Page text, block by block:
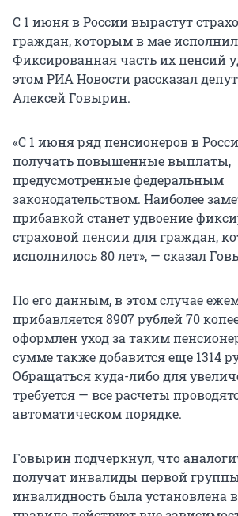
С 1 июня в России вырастут
граждан, которым в мае
Фиксированная часть их пенсий
этом РИА Новости рассказал
Алексей Говырин.
«С 1 июня ряд пенсионеров в
получать повышенные выплаты,
предусмотренные федеральным
законодательством. Наиболее
прибавкой станет удвоение
страховой пенсии для граждан,
исполнилось 80 лет», — сказал
По его данным, в этом случае
прибавляется 8907 рублей 70
оформлен уход за таким
сумме также добавится еще 1314
Обращаться куда-либо для
требуется — все расчеты
автоматическом порядке.
Говырин подчеркнул, что
получат инвалиды первой
инвалидность была установлена